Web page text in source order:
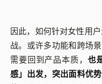
因此，如何针对女性用
战。或许多功能和跨场
需要回到产品本质， 也
感」出发，突出面料优